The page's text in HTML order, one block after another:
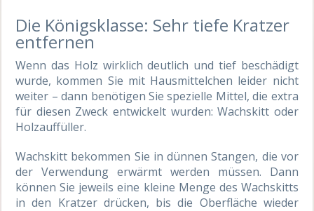
Die Königsklasse: Sehr tiefe Kratzer
entfernen
Wenn das Holz wirklich deutlich und tief beschädigt
wurde, kommen Sie mit Hausmittelchen leider nicht
weiter – dann benötigen Sie spezielle Mittel, die extra
für diesen Zweck entwickelt wurden: Wachskitt oder
Holzauffüller.
Wachskitt bekommen Sie in dünnen Stangen, die vor
der Verwendung erwärmt werden müssen. Dann
können Sie jeweils eine kleine Menge des Wachskitts
in den Kratzer drücken, bis die Oberfläche wieder